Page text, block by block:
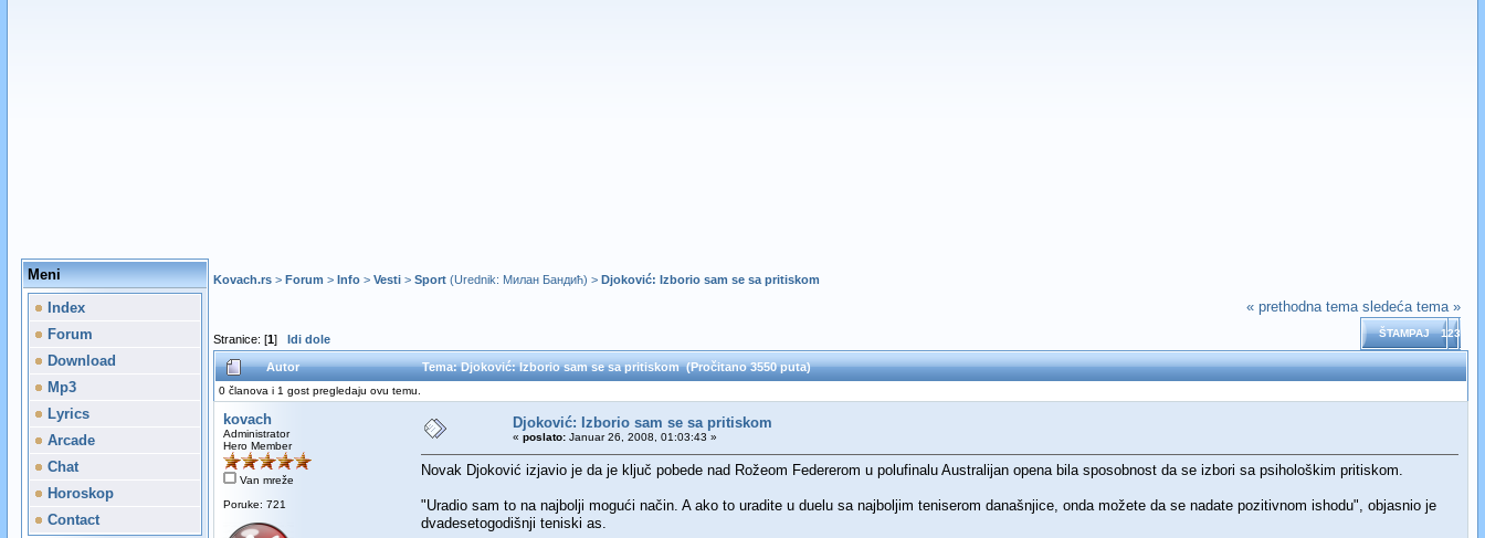
Meni
Index
Forum
Download
Mp3
Lyrics
Arcade
Chat
Horoskop
Contact
Kovach.rs> Forum > Info> Vesti> Sport(Urednik: Милан Бандић) > Djoković: Izborio sam se sa pritiskom
Stranice: [1] Idi dole
« prethodna tema sledeća tema »
ŠTAMPAJ 123
Autor Tema: Djoković: Izborio sam se sa pritiskom (Pročitano 3550 puta)
0 članova i 1 gost pregledaju ovu temu.
kovach
Administrator
Hero Member
Van mreže
Poruke: 721
Djoković: Izborio sam se sa pritiskom
« poslato:Januar 26, 2008, 01:03:43 »
Novak Djoković izjavio je da je ključ pobede nad Rožeom Federerom u polufinalu Australijan opena bila sposobnost da se izbori sa psihološkim pritiskom.
"Uradio sam to na najbolji mogući način. A ako to uradite u duelu sa najboljim teniserom današnjice, onda možete da se nadate pozitivnom ishodu", objasnio je
dvadesetogodišnji teniski as.